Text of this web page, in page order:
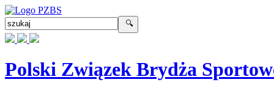
Polski Związek Brydża